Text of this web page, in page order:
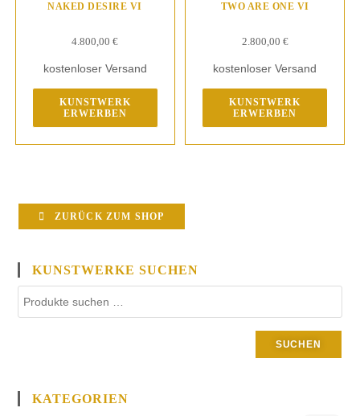
NAKED DESIRE VI
4.800,00€
kostenloser Versand
KUNSTWERK
ERWERBEN
TWO ARE ONE VI
2.800,00 €
kostenloser Versand
KUNSTWERK
ERWERBEN
ZURÜCK ZUM SHOP
KUNSTWERKE SUCHEN
SUCHEN
KATEGORIEN